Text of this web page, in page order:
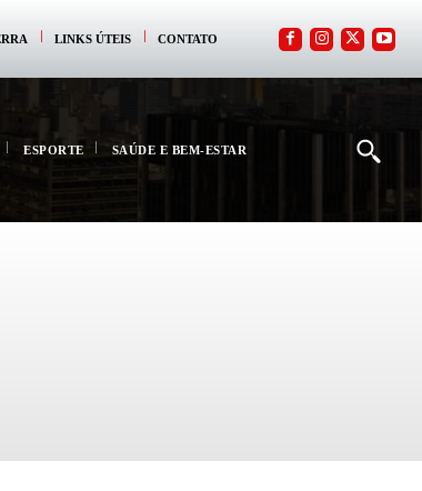
LINKS ÚTEIS CONTATO
ESPORTE SAÚDE E BEM-ESTAR